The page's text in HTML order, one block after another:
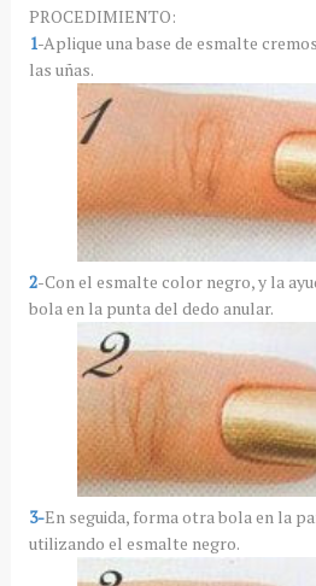
PROCEDIMIENTO:
1-Aplique una base de esmalte
las uñas.
2-Con el esmalte color negro, y la
bola en la punta del dedo anular.
3-En seguida, forma otra bola en la
utilizando el esmalte negro.